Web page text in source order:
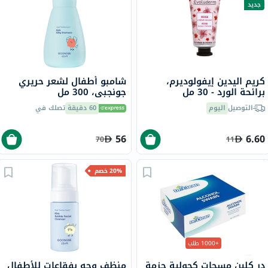
جديد
كريم اليدين إيفولوديرم،
برائحة الورد - 30 مل
التوصيل اليوم
6.60
11
شامبو أطفال لشعر حريري
جونجبي، 300 مل
60 دقيقة تصلك في
56
70
+1000 طلب
20% خصم